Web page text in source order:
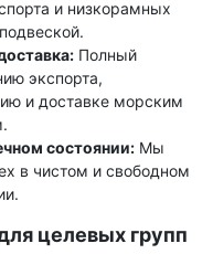
и низкорамных
Полный
экспорта,
и доставке морским
состоянии: Мы
в чистом и свободном
целевых групп